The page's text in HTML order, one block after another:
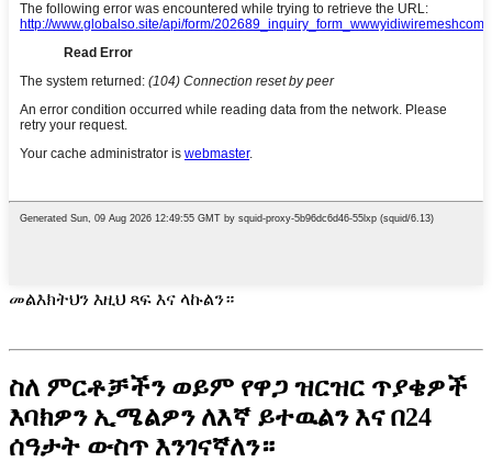
መልእክትህን እዚህ ጻፍ እና ላኩልን።
ስለ ምርቶቻችን ወይም የዋጋ ዝርዝር ጥያቄዎች
እባክዎን ኢሜልዎን ለእኛ ይተዉልን እና በ24
ሰዓታት ውስጥ እንገናኛለን።